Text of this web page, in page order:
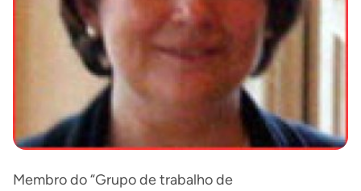
Membro do “Grupo de trabalho de